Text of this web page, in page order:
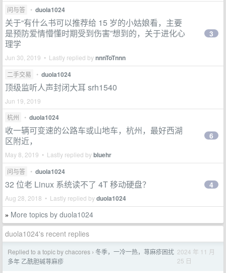
问与答 • duola1024
关于“有什么书可以推荐给 15 岁的小姑娘看，主要
是预防爱情懵懂时期受到伤害”想到的，关于进化心
理学
Jun 30, 2019 • Lastly replied bynnnToTnnn
3
二手交易 • duola1024
顶级监听人声封闭大耳 srh1540
Jun 19, 2019
杭州
• duola1024
收一辆可变速的公路车或山地车，杭州，最好西湖
区附近，
May 8, 2019 • Lastly replied bybluehr
6
问与答 • duola1024
32 位老 Linux 系统读不了 4T 移动硬盘？
Aug 28, 2018 • Lastly replied byduola1024
4
» More topics by duola1024
duola1024's recent replies
Replied to a topic by chacores › 冬季，一冷一热，荨麻疹困扰
多年 乙酰胆碱荨麻疹
2024 年 11 月
25 日